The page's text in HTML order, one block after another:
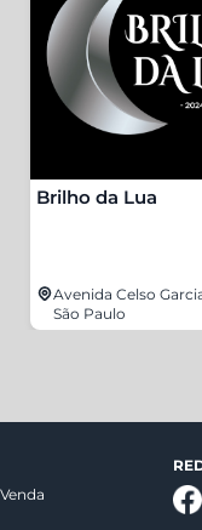
Brilho da Lua
Avenida Celso
São Paulo